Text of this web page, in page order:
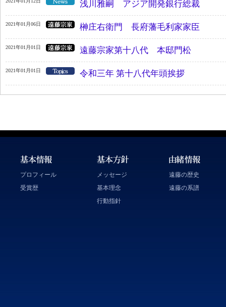
浅川雅嗣 アジア開発銀行総裁
2021年01月06日 榊庄右衛門 長府藩毛利家家臣
2021年01月01日 遠藤宗家第十八代 本邸門松
2021年01月01日 令和三年 第十八代年頭挨拶
プロフィール
受賞歴
メッセージ
基本理念
行動指針
遠藤の歴史
遠藤の系譜